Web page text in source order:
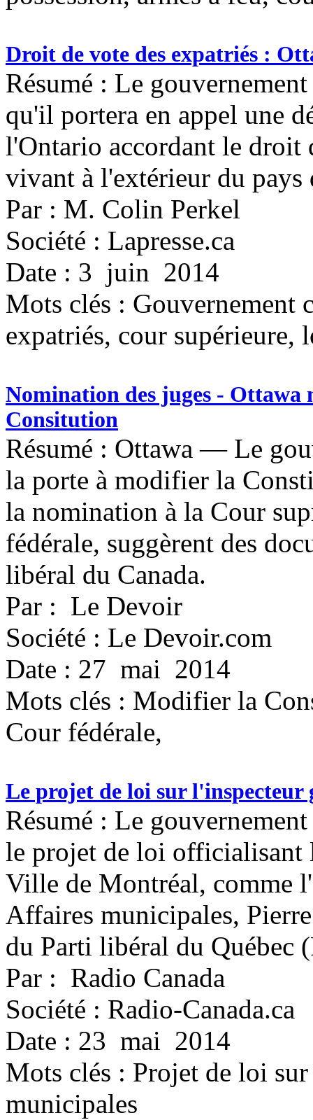
Droit de vote des expatriés :
Résumé : Le
qu'il portera en appel une
l'Ontario accordant le droit
vivant à l'extérieur du pays
Par : M. Colin Perkel
Société : Lapresse.ca
Date : 3 juin 2014
Mots clés : Gouvernement
expatriés, cour supérieure,
Nomination des juges - Ottawa
Consitution
Résumé : Ottawa — Le
la porte à modifier la
la nomination à la Cour
fédérale, suggèrent des
libéral du Canada.
Par : Le Devoir
Société : Le Devoir.com
Date : 27 mai 2014
Mots clés : Modifier la
Cour fédérale,
Le projet de loi sur l'inspecteur
Résumé : Le
le projet de loi officialisant
Ville de Montréal, comme
Affaires municipales,
du Parti libéral du Québec
Par : Radio Canada
Société : Radio-Canada.ca
Date : 23 mai 2014
Mots clés : Projet de loi
municipales